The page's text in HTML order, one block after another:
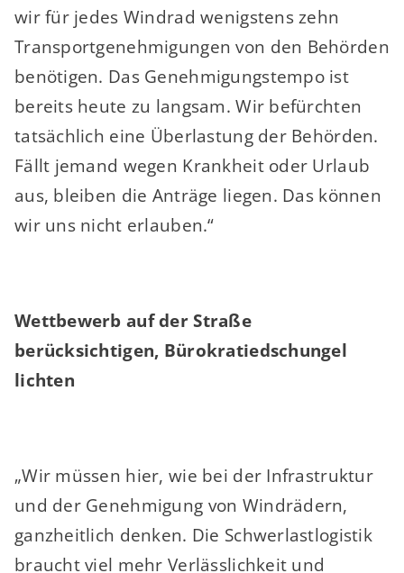
wir für jedes Windrad wenigstens zehn
Transportgenehmigungen von den Behörden
benötigen. Das Genehmigungstempo ist
bereits heute zu langsam. Wir befürchten
tatsächlich eine Überlastung der Behörden.
Fällt jemand wegen Krankheit oder Urlaub
aus, bleiben die Anträge liegen. Das können
wir uns nicht erlauben.“
Wettbewerb auf der Straße
berücksichtigen, Bürokratiedschungel
lichten
„Wir müssen hier, wie bei der Infrastruktur
und der Genehmigung von Windrädern,
ganzheitlich denken. Die Schwerlastlogistik
braucht viel mehr Verlässlichkeit und